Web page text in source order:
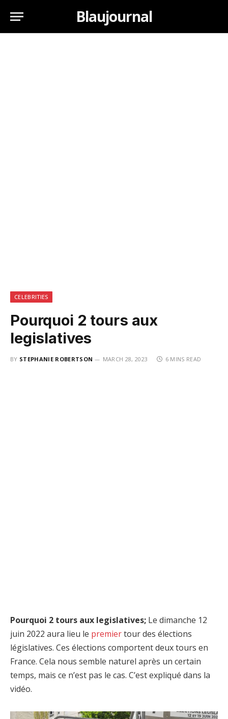
Blaujournal
CELEBRITIES
Pourquoi 2 tours aux
legislatives
BY STEPHANIE ROBERTSON MARCH 28, 2023 6 MINS READ
Pourquoi 2 tours aux legislatives; Le dimanche 12
juin 2022 aura lieu le premiertour des élections
législatives. Ces élections comportent deux tours en
France. Cela nous semble naturel après un certain
temps, mais ce n’est pas le cas. C’est expliqué dans la
vidéo.